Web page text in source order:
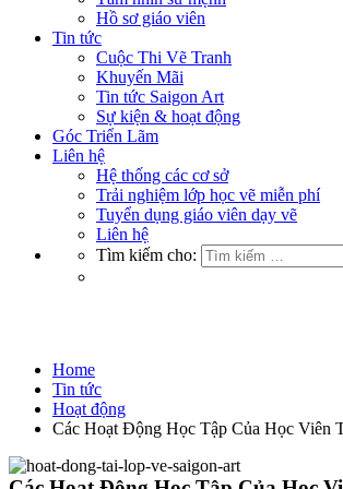
Hồ sơ giáo viên
Tin tức
Cuộc Thi Vẽ Tranh
Khuyến Mãi
Tin tức Saigon Art
Sự kiện & hoạt động
Góc Triển Lãm
Liên hệ
Hệ thống các cơ sở
Trải nghiệm lớp học vẽ miễn phí
Tuyển dụng giáo viên dạy vẽ
Liên hệ
Tìm kiếm cho:
Home
Tin tức
Hoạt động
Các Hoạt Động Học Tập Của Học Viên